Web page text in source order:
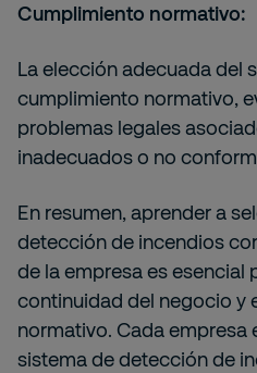
Cumplimiento normativo:
La elección adecuada del
cumplimiento normativo,
problemas legales
inadecuados o no
En resumen, aprender a
detección de incendios
de la empresa es esencial
continuidad del negocio y
normativo. Cada empresa
sistema de detección de